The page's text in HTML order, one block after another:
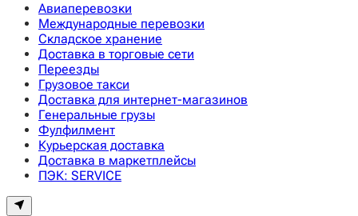
Авиаперевозки
Международные перевозки
Складское хранение
Доставка в торговые сети
Переезды
Грузовое такси
Доставка для интернет-магазинов
Генеральные грузы
Фулфилмент
Курьерская доставка
Доставка в маркетплейсы
ПЭК: SERVICE